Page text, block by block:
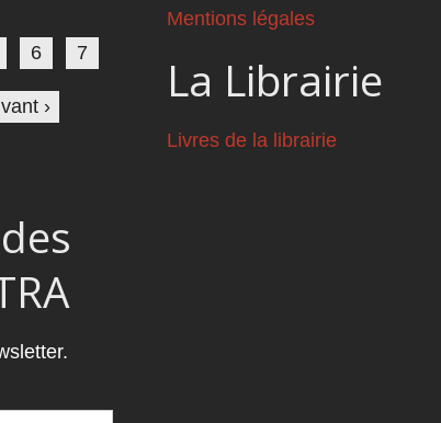
6 7
›
Mentions légales
La Librairie
Livres de la librairie